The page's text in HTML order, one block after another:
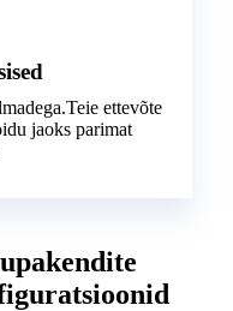
ettevõte
jaoks parimat